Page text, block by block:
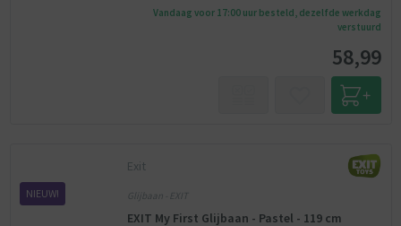
Vandaag voor 17:00 uur besteld, dezelfde werkdag
verstuurd
58,99
NIEUW!
Exit
Glijbaan - EXIT
EXIT My First Glijbaan - Pastel - 119 cm